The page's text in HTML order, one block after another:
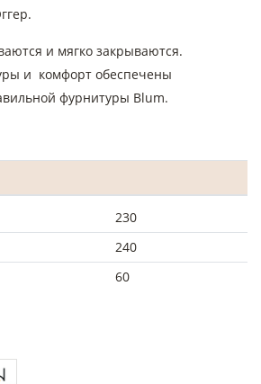
и мягко закрываются.
и комфорт обеспечены
фурнитуры Blum.
230
240
60